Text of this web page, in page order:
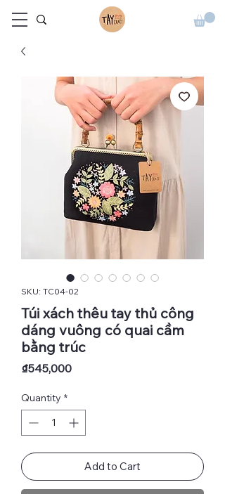
SKU: TC04-02
Túi xách thêu tay thủ công
dáng vuông có quai cầm
bằng trúc
₫545,000Price
Quantity *
Add to Cart